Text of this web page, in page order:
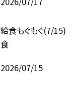
給食もぐもぐ(7/15)
食
2026/07/15